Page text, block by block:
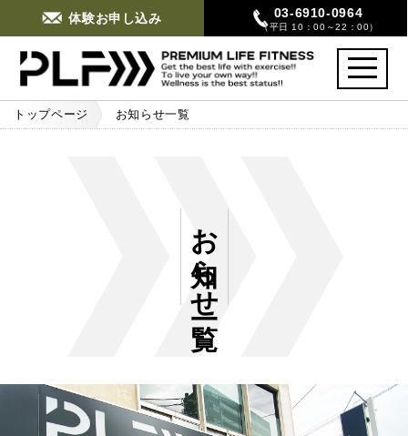
体験お申し込み 03-6910-0964
（平日 10：00～22：00）
toggle
トップページ お知らせ一覧
お知らせ一覧